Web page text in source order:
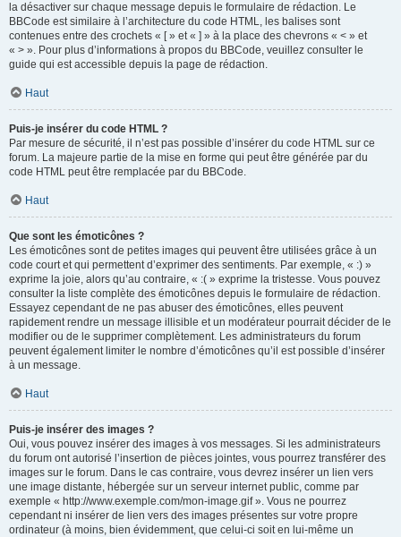
la désactiver sur chaque message depuis le formulaire de rédaction. Le
BBCode est similaire à l’architecture du code HTML, les balises sont
contenues entre des crochets « [ » et « ] » à la place des chevrons « < » et
« > ». Pour plus d’informations à propos du BBCode, veuillez consulter le
guide qui est accessible depuis la page de rédaction.
Haut
Puis-je insérer du code HTML ?
Par mesure de sécurité, il n’est pas possible d’insérer du code HTML sur ce
forum. La majeure partie de la mise en forme qui peut être générée par du
code HTML peut être remplacée par du BBCode.
Haut
Que sont les émoticônes ?
Les émoticônes sont de petites images qui peuvent être utilisées grâce à un
code court et qui permettent d’exprimer des sentiments. Par exemple, « :) »
exprime la joie, alors qu’au contraire, « :( » exprime la tristesse. Vous pouvez
consulter la liste complète des émoticônes depuis le formulaire de rédaction.
Essayez cependant de ne pas abuser des émoticônes, elles peuvent
rapidement rendre un message illisible et un modérateur pourrait décider de le
modifier ou de le supprimer complètement. Les administrateurs du forum
peuvent également limiter le nombre d’émoticônes qu’il est possible d’insérer
à un message.
Haut
Puis-je insérer des images ?
Oui, vous pouvez insérer des images à vos messages. Si les administrateurs
du forum ont autorisé l’insertion de pièces jointes, vous pourrez transférer des
images sur le forum. Dans le cas contraire, vous devrez insérer un lien vers
une image distante, hébergée sur un serveur internet public, comme par
exemple « http://www.exemple.com/mon-image.gif ». Vous ne pourrez
cependant ni insérer de lien vers des images présentes sur votre propre
ordinateur (à moins, bien évidemment, que celui-ci soit en lui-même un